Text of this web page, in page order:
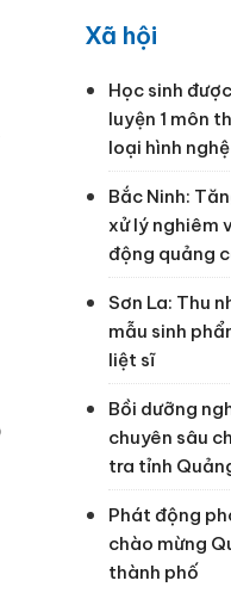
Xã hội
Học sinh
luyện 1 môn
loại hình
Bắc Ninh:
xử lý nghiêm
động quảng
Sơn La: Thu
mẫu sinh
liệt sĩ
Bồi dưỡng
chuyên sâu
tra tỉnh
Phát động
chào mừng
thành phố